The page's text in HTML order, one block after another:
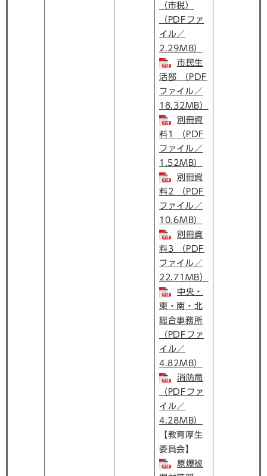
（市税）
（PDFファ
イル／
2.29MB）
市民生
活部 （PDF
ファイル／
18.32MB）
別冊資
料1 （PDF
ファイル／
1.52MB）
別冊資
料2 （PDF
ファイル／
10.6MB）
別冊資
料3 （PDF
ファイル／
22.71MB）
中央・
東・南・北
総合事務所
（PDFファ
イル／
4.82MB）
消防局
（PDFファ
イル／
4.28MB）
【教育厚生
委員会】
原爆被